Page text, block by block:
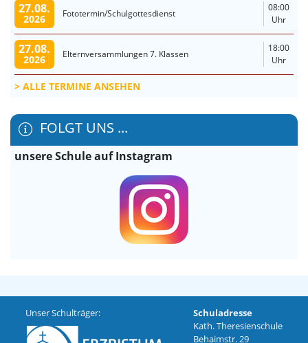
27.08.
2026 Fototermin/Schulgottesdienst
08:00
Uhr
27.08.
2026 Elternversammlungen 7. Klassen
18:00
Uhr
ALLE TERMINE ANSEHEN
FOLGT UNS ...
unsere Schule auf Instagram
Unser Schulträger:
Schuladresse
Kath. Theresienschule
Behaimstr. 29